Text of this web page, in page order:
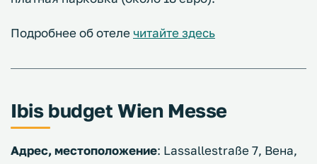
Подробнее об отеле читайте здесь
Ibis budget Wien Messe
Адрес, местоположение: Lassallestraße 7, Вена,